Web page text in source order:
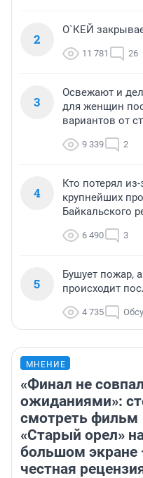
2
О`КЕЙ
11 781 26
3
Освежают и
для женщин
вариантов от
9 339 2
4
Кто потерял
крупнейших
Байкальского
6 490 3
5
Бушует пожар,
происходит
4 735
МНЕНИЕ
«Финал не
ожиданиями»:
смотреть фильм
«Старый орел»
большом экране
честная